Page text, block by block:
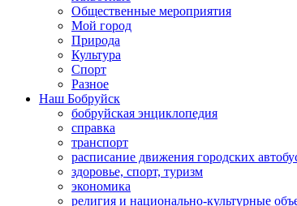
Общественные мероприятия
Мой город
Природа
Культура
Спорт
Разное
Наш Бобруйск
бобруйская энциклопедия
справка
транспорт
расписание движения городских
здоровье, спорт, туризм
экономика
религия и национально-культурные